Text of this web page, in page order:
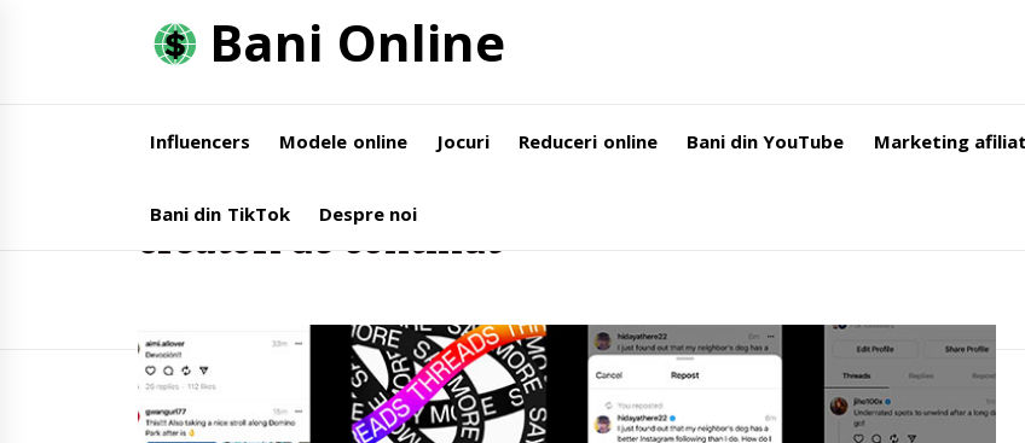
Bani Online
Influencers Modele online Jocuri Reduceri online Bani din YouTube Marketing afiliat
Bani din TikTok Despre noi
Home creatori de continut
creatori de continut